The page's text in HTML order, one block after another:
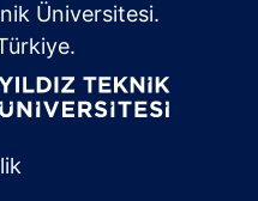
Üniversitesi.